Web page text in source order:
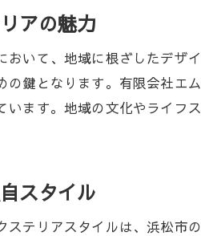
デザインと機能性
顧客ニーズに応え
エムビーズの施工
地域密着型のサー
プロジェクトの流
エクステリア施工
アの魅力
おいて、地域に根ざしたデザ
の鍵となります。有限会社エ
います。地域の文化やライフ
スタイル
ステリアスタイルは、浜松市